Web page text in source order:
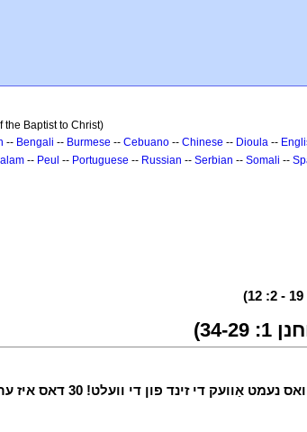
the Baptist to Christ)
-- Bengali -- Burmese -- Cebuano -- Chinese -- Dioula --
-- Peul -- Portuguese -- Russian -- Serbian -- Somali --
29 דער ווייַטער טאָג، ער געזען יאָשקע